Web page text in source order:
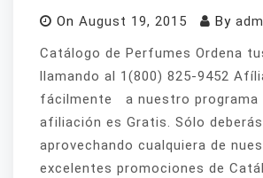
On August 19, 2015 By
Catálogo de Perfumes Ordena
llamando al 1(800) 825-9452
fácilmente a nuestro programa
afiliación es Gratis. Sólo
aprovechando cualquiera de
excelentes promociones de